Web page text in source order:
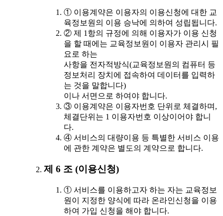
① 이용계약은 이용자의 이용신청에 대한 교
육정보원의 이용 승낙에 의하여 성립됩니다.
② 제 1항의 규정에 의해 이용자가 이용 신청
을 할 때에는 교육정보원이 이용자 관리시 필
요로 하는
사항을 전자적방식(교육정보원의 컴퓨터 등
정보처리 장치에 접속하여 데이터를 입력하
는 것을 말합니다)
이나 서면으로 하여야 합니다.
③ 이용계약은 이용자번호 단위로 체결하며,
체결단위는 1 이용자번호 이상이어야 합니
다.
④ 서비스의 대량이용 등 특별한 서비스 이용
에 관한 계약은 별도의 계약으로 합니다.
제 6 조 (이용신청)
① 서비스를 이용하고자 하는 자는 교육정보
원이 지정한 양식에 따라 온라인신청을 이용
하여 가입 신청을 해야 합니다.